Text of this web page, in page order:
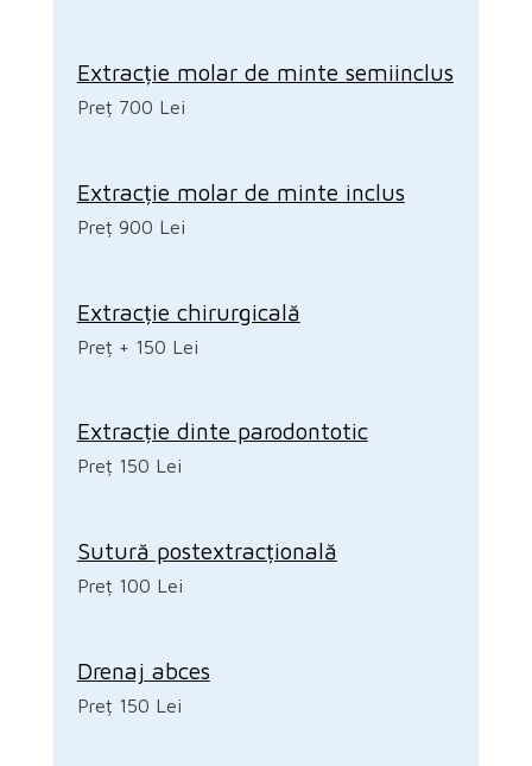
Extracție molar de minte semiinclus
Preț 700 Lei
Extracție molar de minte inclus
Preț 900 Lei
Extracție chirurgicală
Preț + 150 Lei
Extracție dinte parodontotic
Preț 150 Lei
Sutură postextracțională
Preț 100 Lei
Drenaj abces
Preț 150 Lei